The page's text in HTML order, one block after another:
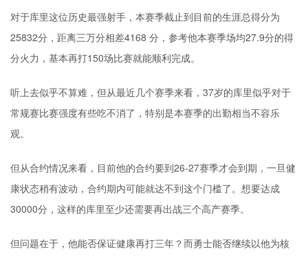
对于库里这位历史最强射手，本赛季截止到目前的生涯总得分为
25832分，距离三万分相差4168 分，参考他本赛季场均27.9分的得
分火力，基本再打150场比赛就能顺利完成。
听上去似乎不算难，但从最近几个赛季来看，37岁的库里似乎对于
常规赛比赛强度有些吃不消了，特别是本赛季的出勤相当不容乐
观。
但从合约情况来看，目前他的合约要到26-27赛季才会到期，一旦健
康状态稍有波动，合约期内可能就达不到这个门槛了。想要达成
30000分，这样的库里至少还需要再出战三个高产赛季。
但问题在于，他能否保证健康再打三年？而勇士能否继续以他为核